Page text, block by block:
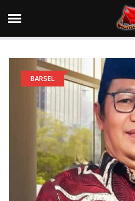
BARSEL